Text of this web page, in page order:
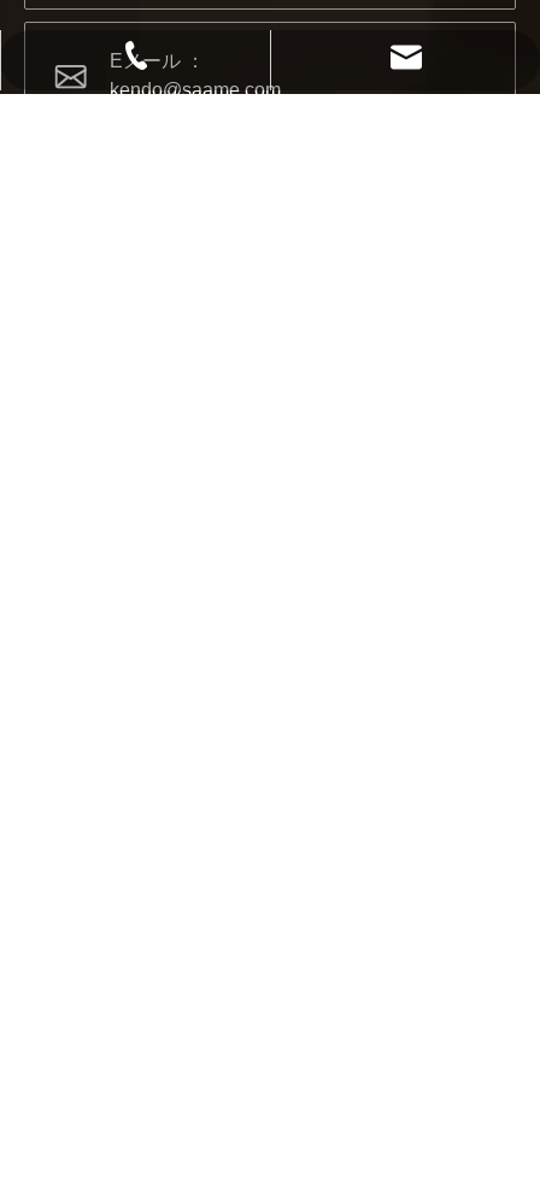
2022-11-21
パートナーおよび友人の皆様に、素晴らしいニュースを
+86 21 68139666-1210
kendo@saame.com
Eメール ：
kendo@saame.com